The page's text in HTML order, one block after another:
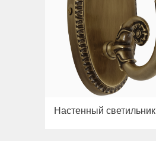
Настенный светильник